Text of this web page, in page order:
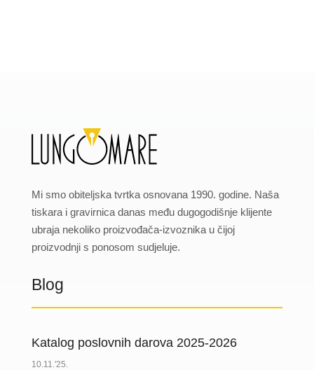
Mi smo obiteljska tvrtka osnovana 1990. godine. Naša
tiskara i gravirnica danas među dugogodišnje klijente
ubraja nekoliko proizvođača-izvoznika u čijoj
proizvodnji s ponosom sudjeluje.
Blog
Katalog poslovnih darova 2025-2026
10.11.'25.